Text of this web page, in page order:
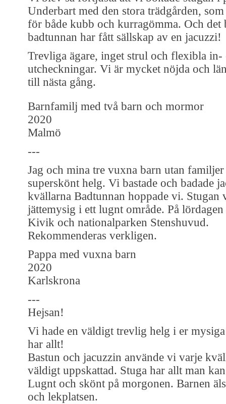
Underbart med den stora trädgården,
för både kubb och kurragömma. Och det
badtunnan har fått sällskap av en jacuzzi!
Trevliga ägare, inget strul och flexibla in-
utcheckningar. Vi är mycket nöjda och
till nästa gång.
Barnfamilj med två barn och mormor
2020
Malmö
---
Jag och mina tre vuxna barn utan familjer
superskönt helg. Vi bastade och badade
kvällarna Badtunnan hoppade vi. Stugan
jättemysig i ett lugnt område. På
Kivik och nationalparken Stenshuvud.
Rekommenderas verkligen.
Pappa med vuxna barn
2020
Karlskrona
---
Hejsan!
Vi hade en väldigt trevlig helg i er
har allt!
Bastun och jacuzzin använde vi varje
väldigt uppskattad. Stuga har allt man
Lugnt och skönt på morgonen. Barnen
och lekplatsen.